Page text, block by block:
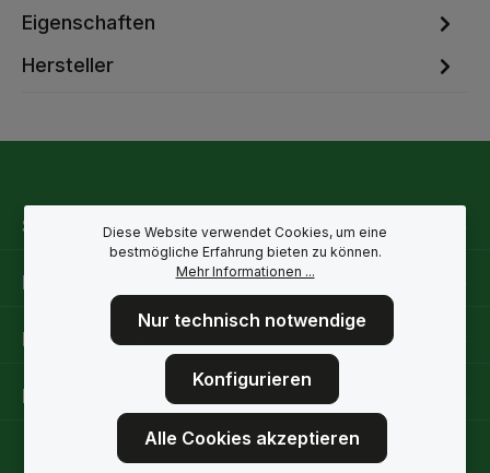
Eigenschaften
Hersteller
Service-Hotline
Rechtliche Hinweise
Informationen
Folge uns
Diese Website verwendet Cookies, um eine
bestmögliche Erfahrung bieten zu können.
Mehr Informationen ...
Nur technisch notwendige
Konfigurieren
Alle Cookies akzeptieren